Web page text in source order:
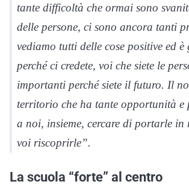
tante difficoltà che ormai sono
delle persone, ci sono ancora tanti
vediamo tutti delle cose positive ed è
perché ci credete, voi che siete le
importanti perché siete il futuro. Il
territorio che ha tante opportunità e
a noi, insieme, cercare di portarle in
voi riscoprirle”.
La scuola “forte” al centro